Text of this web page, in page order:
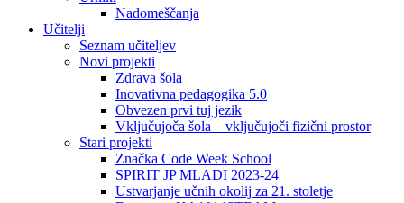
Nadomeščanja
Učitelji
Seznam učiteljev
Novi projekti
Zdrava šola
Inovativna pedagogika 5.0
Obvezen prvi tuj jezik
Vključujoča šola – vključujoči fizični prostor
Stari projekti
Značka Code Week School
SPIRIT JP MLADI 2023-24
Ustvarjanje učnih okolij za 21. stoletje